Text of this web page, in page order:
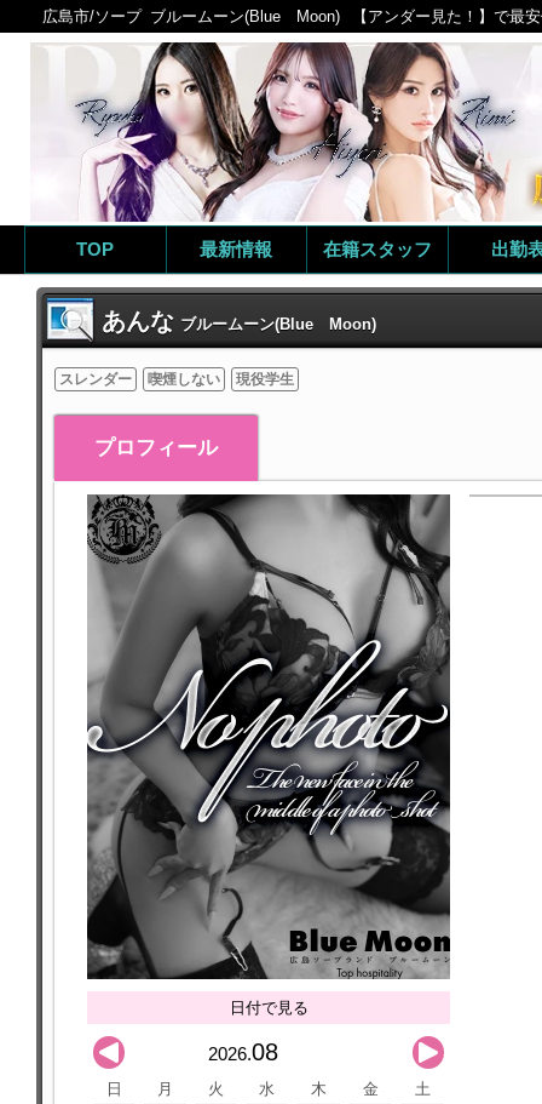
広島市/ソープ ブルームーン(Blue Moon) 【アンダー見た！】で最
TOP 最新情報 在籍スタッフ 出勤
あんな ブルームーン(Blue Moon)
スレンダー 喫煙しない 現役学生
プロフィール
日付で見る
2026.08
日 月 火 水 木 金 土